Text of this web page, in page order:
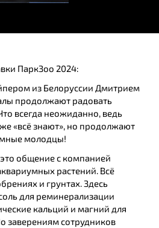
ПаркЗоо 2024:
из Белоруссии Дмитрием
продолжают радовать
всегда неожиданно, ведь
«всё знают», но продолжают
молодцы!
общение с компанией
растений. Всё
и грунтах. Здесь
для реминерализации
кальций и магний для
заверениям сотрудников